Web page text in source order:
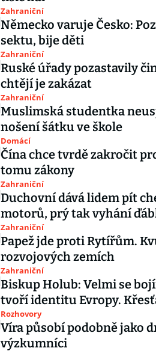
Zahraniční
Německo varuje Česko:
sektu, bije děti
Zahraniční
Ruské úřady pozastavily
chtějí je zakázat
Zahraniční
Muslimská studentka
nošení šátku ve škole
Domácí
Čína chce tvrdě zakročit
tomu zákony
Zahraniční
Duchovní dává lidem pít
motorů, prý tak vyhání
Zahraniční
Papež jde proti Rytířům. Kvůli kondomům v
rozvojových zemích
Zahraniční
Biskup Holub: Velmi se
tvoří identitu Evropy.
Rozhovory
Víra působí podobně jako
výzkumníci